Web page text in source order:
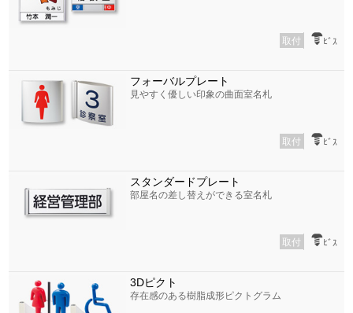
取付 ﾋﾞｽ
フォーバルプレート
見やすく優しい印象の曲面室名札
取付 ﾋﾞｽ
スタンダードプレート
部屋名の差し替えができる室名札
取付 ﾋﾞｽ
3Dピクト
存在感のある樹脂成形ピクトグラム